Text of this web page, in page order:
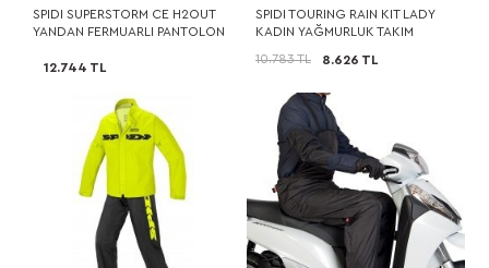
SPIDI SUPERSTORM CE H2OUT
YANDAN FERMUARLI PANTOLON
12.744 TL
SPIDI TOURING RAIN KIT LADY
KADIN YAĞMURLUK TAKIM
10.783 TL 8.626 TL